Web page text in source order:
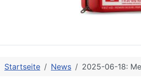
Startseite News 2025-06-18: